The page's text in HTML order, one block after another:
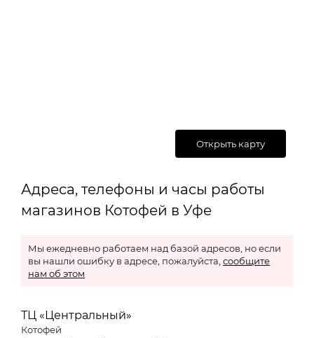
Открыть карту
Адреса, телефоны и часы работы
магазинов Котофей в Уфе
Мы ежедневно работаем над базой адресов, но если
вы нашли ошибку в адресе, пожалуйста, сообщите
нам об этом
ТЦ «Центральный»
Котофей